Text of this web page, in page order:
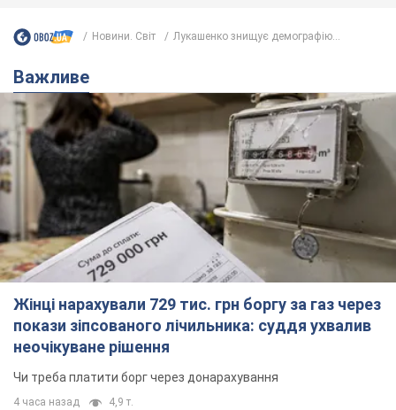
Новини. Світ Лукашенко знищує демографію...
Важливе
Жінці нарахували 729 тис. грн боргу за газ через
покази зіпсованого лічильника: суддя ухвалив
неочікуване рішення
Чи треба платити борг через донарахування
4 часа назад 4,9 т.